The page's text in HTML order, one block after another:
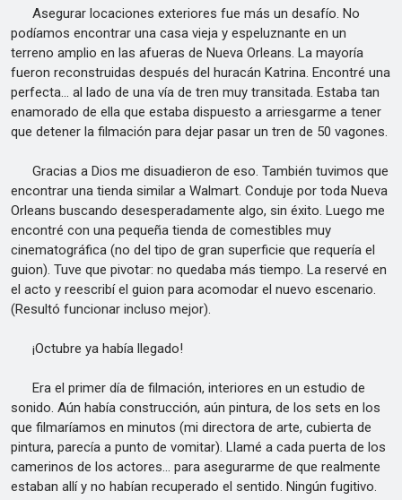
Asegurar locaciones exteriores fue más un desafío. No
podíamos encontrar una casa vieja y espeluznante en un
terreno amplio en las afueras de Nueva Orleans. La mayoría
fueron reconstruidas después del huracán Katrina. Encontré una
perfecta... al lado de una vía de tren muy transitada. Estaba tan
enamorado de ella que estaba dispuesto a arriesgarme a tener
que detener la filmación para dejar pasar un tren de 50 vagones.
Gracias a Dios me disuadieron de eso. También tuvimos que
encontrar una tienda similar a Walmart. Conduje por toda Nueva
Orleans buscando desesperadamente algo, sin éxito. Luego me
encontré con una pequeña tienda de comestibles muy
cinematográfica (no del tipo de gran superficie que requería el
guion). Tuve que pivotar: no quedaba más tiempo. La reservé en
el acto y reescribí el guion para acomodar el nuevo escenario.
(Resultó funcionar incluso mejor).
¡Octubre ya había llegado!
Era el primer día de filmación, interiores en un estudio de
sonido. Aún había construcción, aún pintura, de los sets en los
que filmaríamos en minutos (mi directora de arte, cubierta de
pintura, parecía a punto de vomitar). Llamé a cada puerta de los
camerinos de los actores... para asegurarme de que realmente
estaban allí y no habían recuperado el sentido. Ningún fugitivo.